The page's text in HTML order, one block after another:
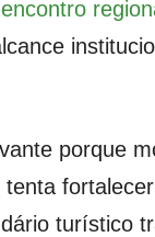
porque
turístico